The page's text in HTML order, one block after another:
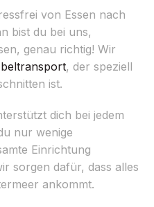
von Essen nach
bist du bei uns,
genau richtig! Wir
, der speziell
ist.
dich bei jedem
nur wenige
Einrichtung
sorgen dafür, dass alles
ankommt.